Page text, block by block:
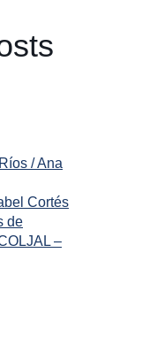
/ Ana
Cortés
de
–